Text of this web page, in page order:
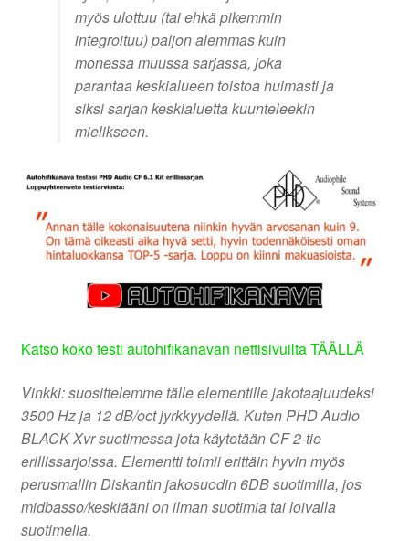
myös ulottuu (tai ehkä pikemmin
integroituu) paljon alemmas kuin
monessa muussa sarjassa, joka
parantaa keskialueen toistoa huimasti ja
siksi sarjan keskialuetta kuunteleekin
mielikseen.
Katso koko testi autohifikanavan nettisivuilta TÄÄLLÄ
Vinkki: suosittelemme tälle elementille jakotaajuudeksi
3500 Hz ja 12 dB/oct jyrkkyydellä. Kuten PHD Audio
BLACK Xvr suotimessa jota käytetään CF 2-tie
erillissarjoissa. Elementti toimii erittäin hyvin myös
perusmallin Diskantin jakosuodin 6DB suotimilla, jos
midbasso/keskiääni on ilman suotimia tai loivalla
suotimella.